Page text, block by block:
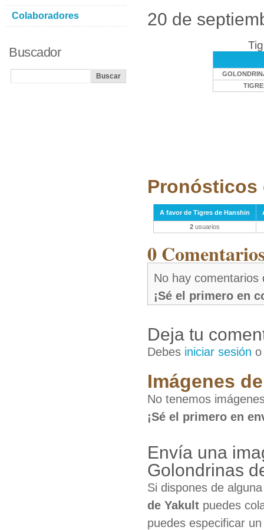
20 de
Pronósticos
A favor de Tigres de Hanshin
2 usuarios
0
No hay comentarios
¡Sé el primero en
Deja tu
Debes iniciar sesión
Imágenes
No tenemos
¡Sé el primero en
Envía una
Golondrinas
Si dispones de
de Yakult puedes
puedes especificar
Colaboradores
Buscador